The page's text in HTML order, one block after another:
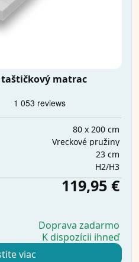
taštičkový matrac
80 x 200 cm
Vreckové pružiny
23 cm
H2/H3
119,95 €
Doprava zadarmo
K dispozícii ihneď
viac